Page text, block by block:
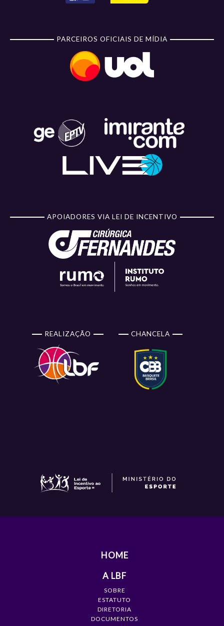
PARCEIROS OFICIAIS DE MÍDIA
APOIADORES VIA LEI DE INCENTIVO
REALIZAÇÃO CHANCELA
HOME
A LBF
SOBRE
ESTATUTO
DIRETORIA
DOCUMENTOS